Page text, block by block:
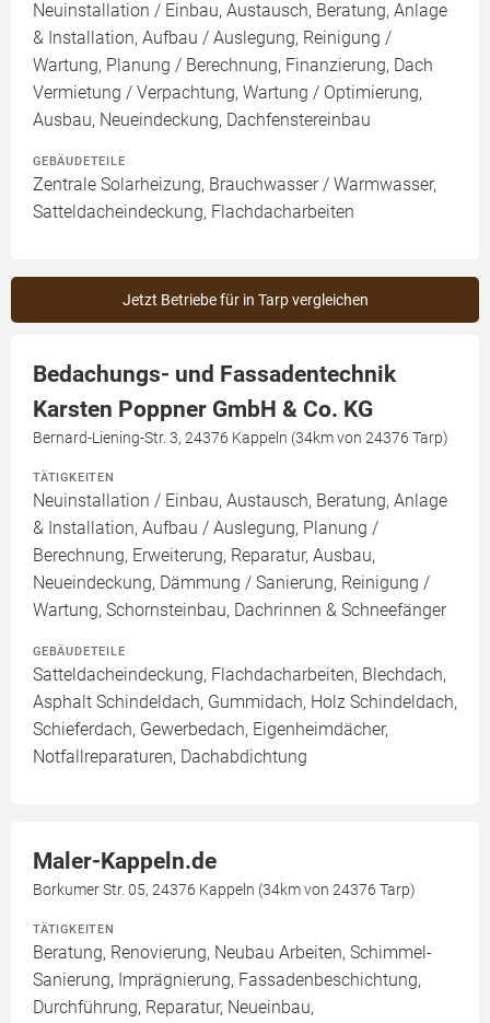
Neuinstallation / Einbau, Austausch, Beratung, Anlage
& Installation, Aufbau / Auslegung, Reinigung /
Wartung, Planung / Berechnung, Finanzierung, Dach
Vermietung / Verpachtung, Wartung / Optimierung,
Ausbau, Neueindeckung, Dachfenstereinbau
GEBÄUDETEILE
Zentrale Solarheizung, Brauchwasser / Warmwasser,
Satteldacheindeckung, Flachdacharbeiten
Jetzt Betriebe für in Tarp vergleichen
Bedachungs- und Fassadentechnik
Karsten Poppner GmbH & Co. KG
Bernard-Liening-Str. 3, 24376 Kappeln (34km von 24376 Tarp)
TÄTIGKEITEN
Neuinstallation / Einbau, Austausch, Beratung, Anlage
& Installation, Aufbau / Auslegung, Planung /
Berechnung, Erweiterung, Reparatur, Ausbau,
Neueindeckung, Dämmung / Sanierung, Reinigung /
Wartung, Schornsteinbau, Dachrinnen & Schneefänger
GEBÄUDETEILE
Satteldacheindeckung, Flachdacharbeiten, Blechdach,
Asphalt Schindeldach, Gummidach, Holz Schindeldach,
Schieferdach, Gewerbedach, Eigenheimdächer,
Notfallreparaturen, Dachabdichtung
Maler-Kappeln.de
Borkumer Str. 05, 24376 Kappeln (34km von 24376 Tarp)
TÄTIGKEITEN
Beratung, Renovierung, Neubau Arbeiten, Schimmel-
Sanierung, Imprägnierung, Fassadenbeschichtung,
Durchführung, Reparatur, Neueinbau,